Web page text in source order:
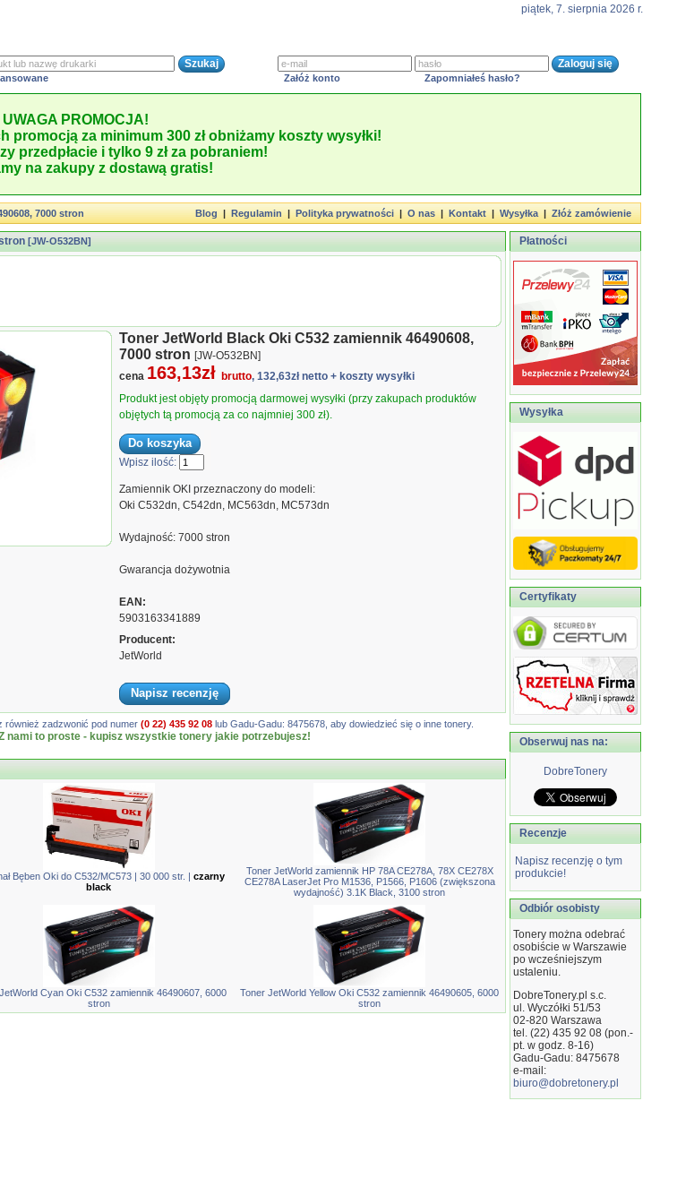
piątek, 7. sierpnia 2026 r.
Załóż konto Zapomniałeś hasło?
UWAGA PROMOCJA!
promocją za minimum 300 zł obniżamy koszty wysyłki!
przedpłacie i tylko 9 zł za pobraniem!
na zakupy z dostawą gratis!
7000 stron Blog|Regulamin|Polityka prywatności|O nas|Kontakt|Wysyłka|Złóż zamówienie
[JW-O532BN]
Toner JetWorld Black Oki C532 zamiennik 46490608,
7000 stron [JW-O532BN]
cena 163,13zł brutto, 132,63zł netto + koszty wysyłki
Produkt jest objęty promocją darmowej wysyłki (przy zakupach produktów
objętych tą promocją za co najmniej 300 zł).
Wpisz ilość:
Zamiennik OKI przeznaczony do modeli:
Oki C532dn, C542dn, MC563dn, MC573dn
Wydajność: 7000 stron
Gwarancja dożywotnia
EAN:
5903163341889
Producent:
JetWorld
Napisz recenzję
również zadzwonić pod numer (0 22) 435 92 08lub Gadu-Gadu: 8475678, aby dowiedzieć się o inne tonery.
nami to proste - kupisz wszystkie tonery jakie potrzebujesz!
Bęben Oki do C532/MC573 | 30 000 str. | czarny
black
Toner JetWorld zamiennik HP 78A CE278A, 78X CE278X
CE278A LaserJet Pro M1536, P1566, P1606 (zwiększona
wydajność) 3.1K Black, 3100 stron
Cyan Oki C532 zamiennik 46490607, 6000
stron
Toner JetWorld Yellow Oki C532 zamiennik 46490605, 6000
stron
Płatności
Wysyłka
Certyfikaty
Obserwuj nas na:
DobreTonery
Recenzje
Napisz recenzję o tym
produkcie!
Odbiór osobisty
Tonery można odebrać
osobiście w Warszawie
po wcześniejszym
ustaleniu.
DobreTonery.pl s.c.
ul. Wyczółki 51/53
02-820 Warszawa
tel. (22) 435 92 08 (pon.-
pt. w godz. 8-16)
Gadu-Gadu: 8475678
e-mail:
biuro@dobretonery.pl